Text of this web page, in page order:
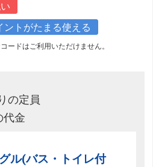
ントがたまる使える
ードはご利用いただけません。
の定員
代金
ル(バス・トイレ付